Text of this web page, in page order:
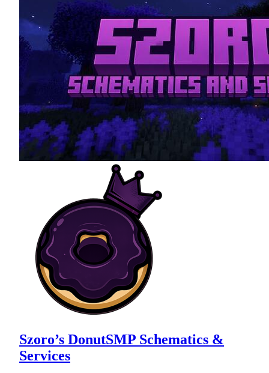
Szoro’s DonutSMP Schematics &
Services